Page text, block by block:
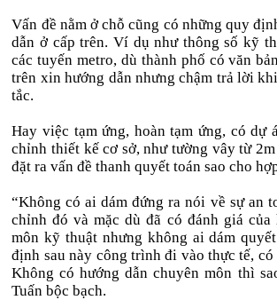
Vấn đề nằm ở chỗ cũng có những quy
dẫn ở cấp trên. Ví dụ như thông số kỹ
các tuyến metro, dù thành phố có văn
trên xin hướng dẫn nhưng chậm trả lời
tắc.
Hay việc tạm ứng, hoàn tạm ứng, có dự
chỉnh thiết kế cơ sở, như tường vây từ
đặt ra vấn đề thanh quyết toán sao cho
“Không có ai dám đứng ra nói về sự an
chỉnh đó và mặc dù đã có đánh giá của
môn kỹ thuật nhưng không ai dám
định sau này công trình đi vào thực tế,
Không có hướng dẫn chuyên môn thì
Tuấn bộc bạch.